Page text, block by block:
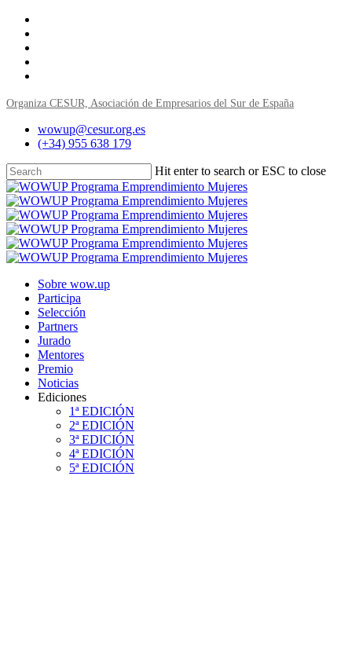
Skip
main
content
Organiza CESUR, Asociación de Empresarios del Sur de España
wowup@cesur.org.es
(+34) 955 638 179
Hit enter to search or ESC to close
Close
Search
Menu
Sobre wow.up
Participa
Selección
Partners
Jurado
Mentores
Premio
Noticias
Ediciones
1ª EDICIÓN
2ª EDICIÓN
3ª EDICIÓN
4ª EDICIÓN
5ª EDICIÓN